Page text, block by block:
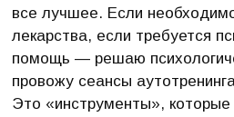
все лучшее. Если
лекарства, если требуется
помощь — решаю
провожу сеансы
Это «инструменты»,